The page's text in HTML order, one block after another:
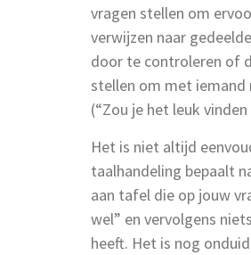
vragen stellen om
verwijzen naar
door te controleren of
stellen om met iemand
(“Zou je het leuk
Het is niet altijd
taalhandeling bepaalt
aan tafel die op jouw
wel” en vervolgens
heeft. Het is nog